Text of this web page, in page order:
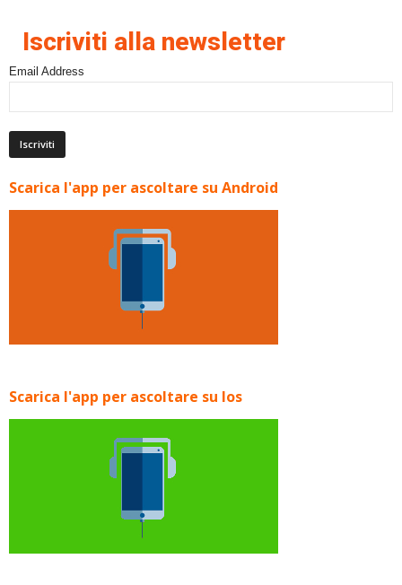
Iscriviti alla newsletter
Email Address
Scarica l'app per ascoltare su Android
Scarica l'app per ascoltare su Ios